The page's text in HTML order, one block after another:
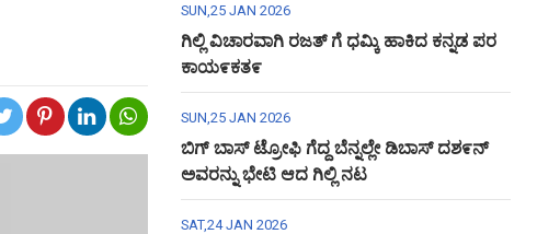
SUN,25 JAN 2026
ಗಿಲ್ಲಿ ವಿಚಾರವಾಗಿ ರಜತ್ ಗೆ ಧಮ್ಕಿ ಹಾಕಿದ ಕನ್ನಡ ಪರ
ಕಾಯ೯ಕತ೯
SUN,25 JAN 2026
ಬಿಗ್ ಬಾಸ್ ಟ್ರೋಫಿ ಗೆದ್ದ ಬೆನ್ನಲ್ಲೇ ಡಿಬಾಸ್ ದಶ೯ನ್
ಅವರನ್ನು ಭೇಟಿ ಆದ ಗಿಲ್ಲಿ ನಟ
SAT,24 JAN 2026